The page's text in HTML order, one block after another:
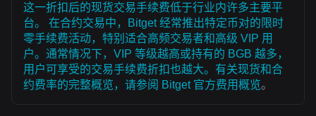
这一折扣后的现货交易手续费低于行业内许多主要平
台。 在合约交易中，Bitget 经常推出特定币对的限时
零手续费活动，特别适合高频交易者和高级 VIP 用
户。通常情况下，VIP 等级越高或持有的 BGB 越多，
用户可享受的交易手续费折扣也越大。有关现货和合
约费率的完整概览，请参阅 Bitget 官方费用概览。